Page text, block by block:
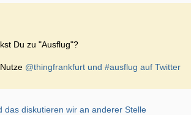
Du zu "Ausflug"?
Nutze @thingfrankfurt und#ausflug auf Twitter
das diskutieren wir an anderer Stelle